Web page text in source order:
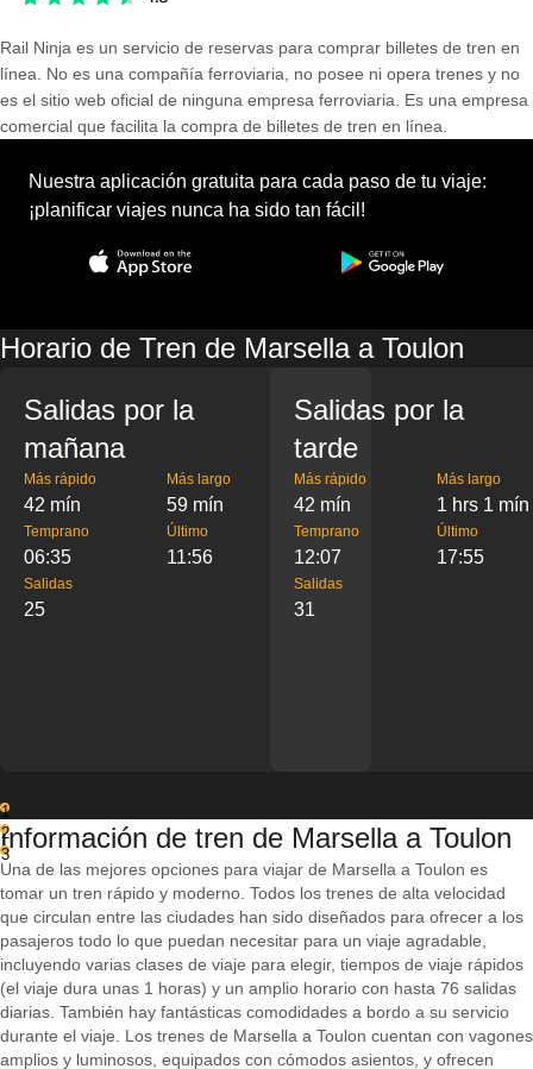
Rail Ninja es un servicio de reservas para comprar billetes de tren en
línea. No es una compañía ferroviaria, no posee ni opera trenes y no
es el sitio web oficial de ninguna empresa ferroviaria. Es una empresa
comercial que facilita la compra de billetes de tren en línea.
Nuestra aplicación gratuita para cada paso de tu viaje:
¡planificar viajes nunca ha sido tan fácil!
Horario de Tren de Marsella a Toulon
Salidas por la
mañana
Más rápido
42 mín
Más largo
59 mín
Temprano
06:35
Último
11:56
Salidas
25
Salidas por la
tarde
Más rápido
42 mín
Más largo
1 hrs 1 mín
Temprano
12:07
Último
17:55
Salidas
31
1
2
3
Información de tren de Marsella a Toulon
Una de las mejores opciones para viajar de Marsella a Toulon es
tomar un tren rápido y moderno. Todos los trenes de alta velocidad
que circulan entre las ciudades han sido diseñados para ofrecer a los
pasajeros todo lo que puedan necesitar para un viaje agradable,
incluyendo varias clases de viaje para elegir, tiempos de viaje rápidos
(el viaje dura unas 1 horas) y un amplio horario con hasta 76 salidas
diarias. También hay fantásticas comodidades a bordo a su servicio
durante el viaje. Los trenes de Marsella a Toulon cuentan con vagones
amplios y luminosos, equipados con cómodos asientos, y ofrecen